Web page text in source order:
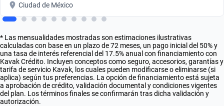
Ciudad de México
* Las mensualidades mostradas son estimaciones ilustrativas
calculadas con base en un plazo de 72 meses, un pago inicial del 50% y
una tasa de interés referencial del 17.5% anual con financiamiento con
Kavak Crédito. Incluyen conceptos como seguro, accesorios, garantías y
tarifa de servicio Kavak, los cuales pueden modificarse o eliminarse (si
aplica) según tus preferencias. La opción de financiamiento está sujeta
a aprobación de crédito, validación documental y condiciones vigentes
del plan. Los términos finales se confirmarán tras dicha validación y
autorización.